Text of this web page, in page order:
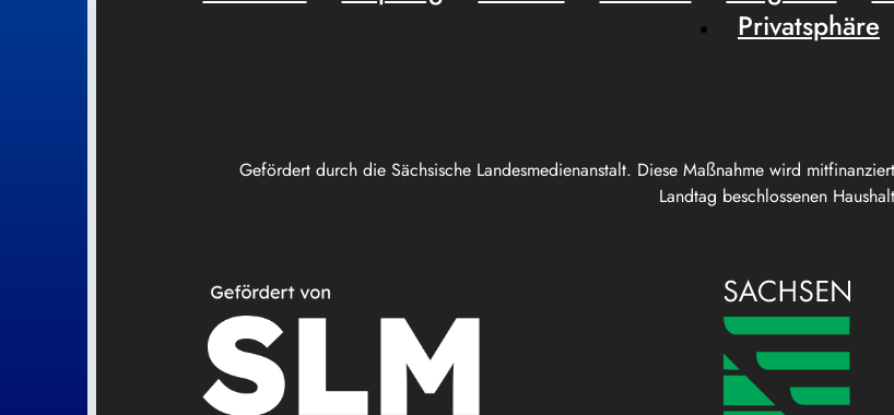
Gefördert durch die Sächsische Landesmedienanstalt. Diese Maßnahme wird
Landtag beschlossenen
Privatsphäre